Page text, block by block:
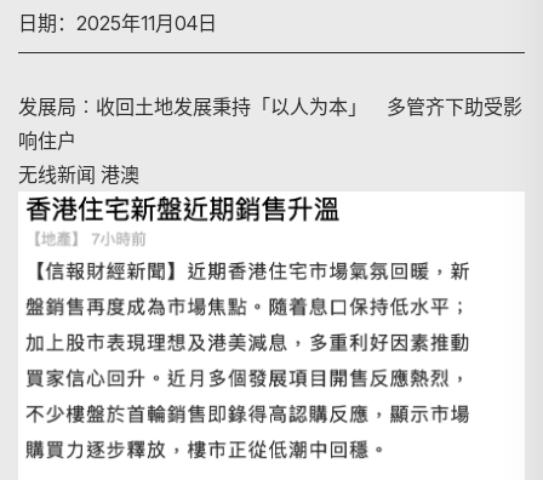
日期：2025年11月04日
发展局︰收回土地发展秉持「以人为本」 多管齐下助受影
响住户
无线新闻 港澳